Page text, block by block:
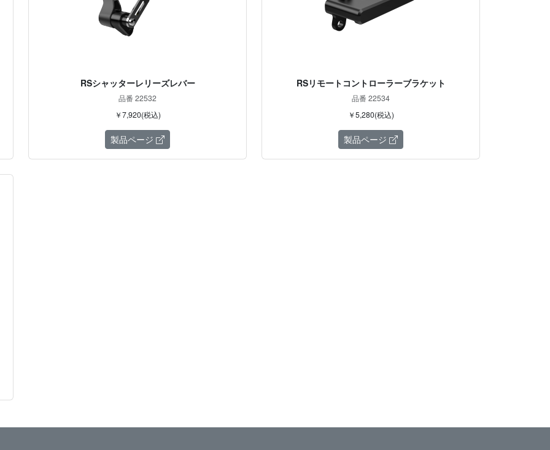
RSシャッターレリーズレバー
品番 22532
￥7,920(税込)
製品ページ
RSリモートコントローラーブラケット
品番 22534
￥5,280(税込)
製品ページ